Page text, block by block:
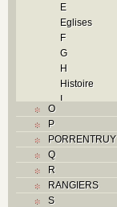
E
Eglises
F
G
H
Histoire
I
M
O
O
P
PORRENTRUY
Q
R
RANGIERS
S